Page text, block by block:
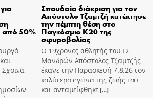
από 50%
Σπουδαία διάκριση για τον
Απόστολο Τζαμτζή κατέκτησε
την πέμπτη θέση στο
Παγκόσμιο Κ20 της
σφυροβολίας
Ο 19χρονος αθλητής του ΓΣ
Μανδρών Απόστολος Τζαμτζής
έκανε την Παρασκευή 7.8.26 τον
καλύτερο αγώνα της ζωής του
και ανταμείφθηκε[…]